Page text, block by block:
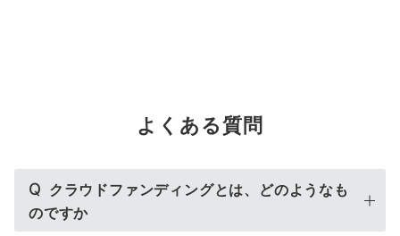
よくある質問
Q クラウドファンディングとは、どのようなも
のですか